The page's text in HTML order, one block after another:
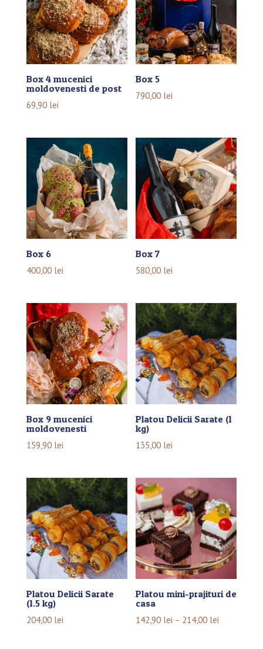
Box 4 mucenici
moldovenesti de post
69,90 lei
Box 5
790,00 lei
Box 6
400,00 lei
Box 7
580,00 lei
Box 9 mucenici
moldovenesti
159,90 lei
Platou Delicii Sarate (1
kg)
135,00 lei
Platou Delicii Sarate
(1.5 kg)
204,00 lei
Platou mini-prajituri de
casa
142,90 lei – 214,00 lei